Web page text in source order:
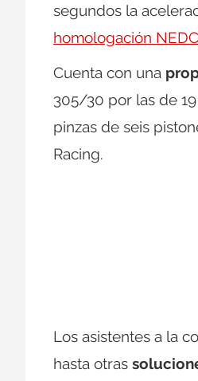
segundos la
homologación NEDC
Cuenta con una
305/30 por las de
pinzas de seis
Racing.
Los asistentes a la
hasta otras